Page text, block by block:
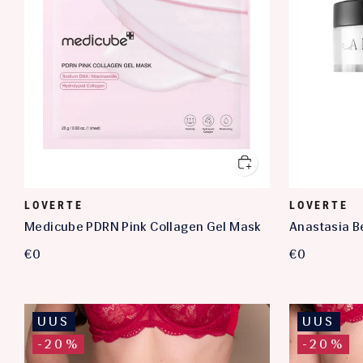
LOVERTE
Medicube PDRN Pink Collagen Gel Mask
€0
LOVERTE
Anastasia
€0
UUS
-20%
UUS
-20%